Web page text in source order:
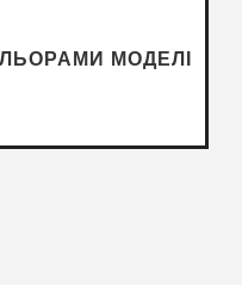
МОДЕЛІ